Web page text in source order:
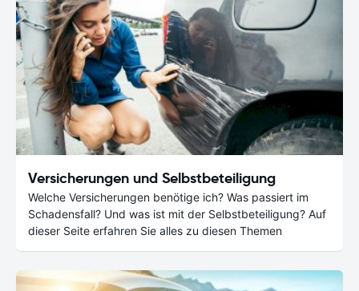
Versicherungen und Selbstbeteiligung
Welche Versicherungen benötige ich? Was passiert im
Schadensfall? Und was ist mit der Selbstbeteiligung? Auf
dieser Seite erfahren Sie alles zu diesen Themen